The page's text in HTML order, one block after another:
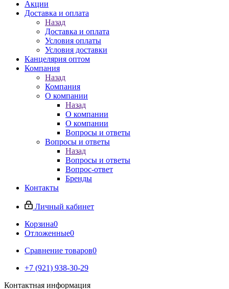
Акции
Доставка и оплата
Назад
Доставка и оплата
Условия оплаты
Условия доставки
Канцелярия оптом
Компания
Назад
Компания
О компании
Назад
О компании
О компании
Вопросы и ответы
Вопросы и ответы
Назад
Вопросы и ответы
Вопрос-ответ
Бренды
Контакты
Личный кабинет
Корзина0
Отложенные0
Сравнение товаров0
+7 (921) 938-30-29
Контактная информация